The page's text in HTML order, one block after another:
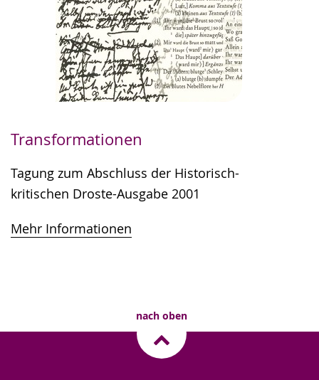
Transformationen
Tagung zum Abschluss der Historisch-
kritischen Droste-Ausgabe 2001
Mehr Informationen
nach oben